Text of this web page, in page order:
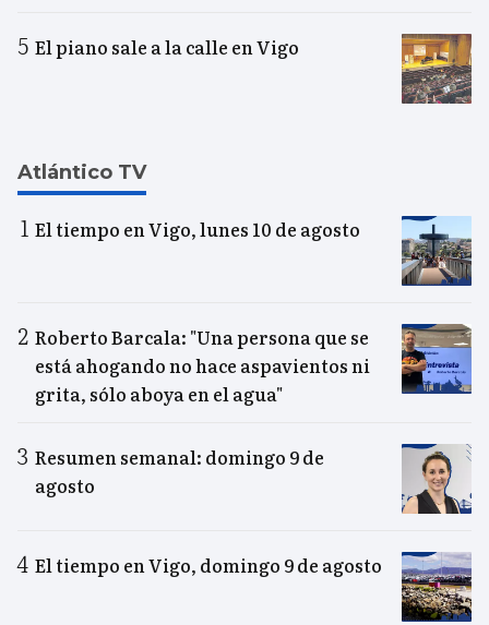
El piano sale a la calle en Vigo
Atlántico TV
El tiempo en Vigo, lunes 10 de agosto
Roberto Barcala: "Una persona que se
está ahogando no hace aspavientos ni
grita, sólo aboya en el agua"
Resumen semanal: domingo 9 de
agosto
El tiempo en Vigo, domingo 9 de agosto